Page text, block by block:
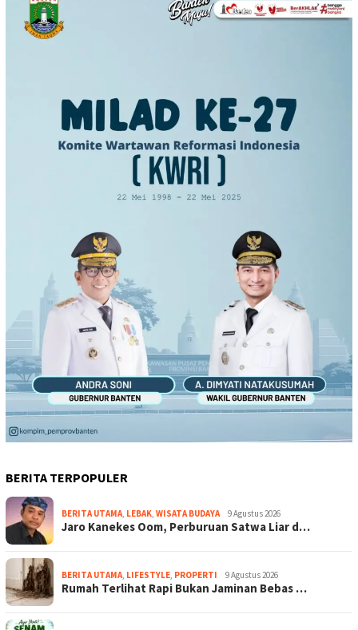
BERITA TERPOPULER
BERITA UTAMA, LEBAK, WISATA BUDAYA 9 Agustus 2026
Jaro Kanekes Oom, Perburuan Satwa Liar d…
BERITA UTAMA, LIFESTYLE, PROPERTI 9 Agustus 2026
Rumah Terlihat Rapi Bukan Jaminan Bebas …